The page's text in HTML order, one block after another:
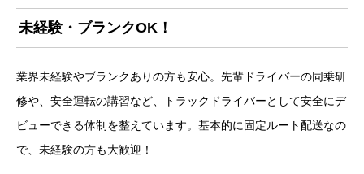
未経験・ブランクOK！
業界未経験やブランクありの方も安心。先輩ドライバーの同乗研
修や、安全運転の講習など、トラックドライバーとして安全にデ
ビューできる体制を整えています。基本的に固定ルート配送なの
で、未経験の方も大歓迎！